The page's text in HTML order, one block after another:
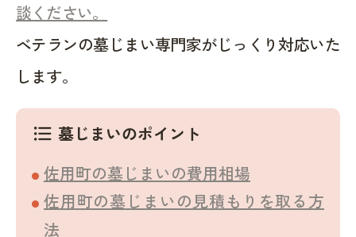
談ください。
ベテランの墓じまい専門家がじっくり対応いた
します。
format_list_bulleted 墓じまいのポイント
佐用町の墓じまいの費用相場
佐用町の墓じまいの見積もりを取る方
法